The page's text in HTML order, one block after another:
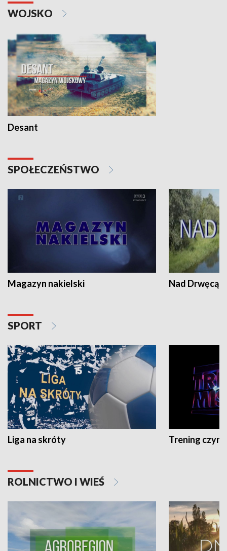
WOJSKO
Desant
SPOŁECZEŃSTWO
Magazyn nakielski Nad Drwęcą
SPORT
Liga na skróty Trening czyni
ROLNICTWO I WIEŚ